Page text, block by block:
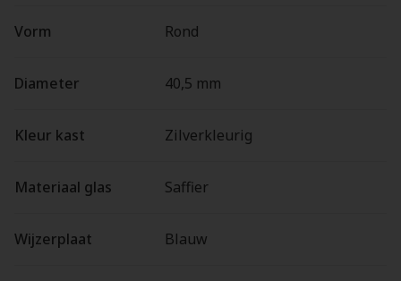
Vorm Rond
Diameter 40,5 mm
Kleur kast Zilverkleurig
Materiaal glas Saffier
Wijzerplaat Blauw